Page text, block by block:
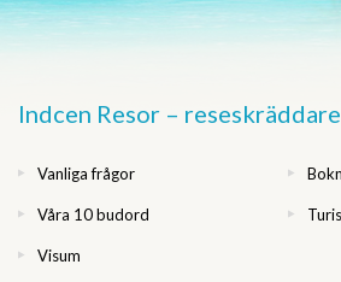
Indcen Resor –
Vanliga frågor
Våra 10 budord
Visum